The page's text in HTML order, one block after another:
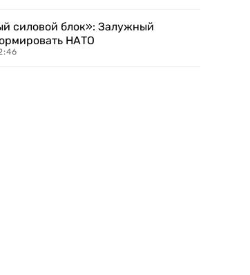
силовой блок»: Залужный
НАТО